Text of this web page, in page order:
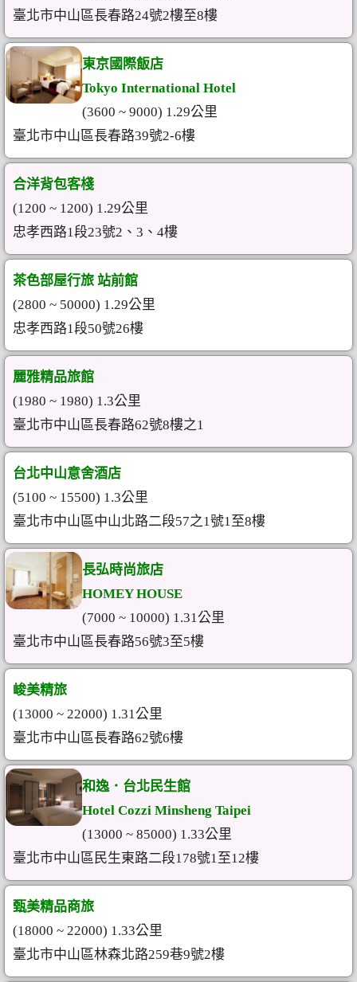
臺北市中山區長春路24號2樓至8樓
東京國際飯店
Tokyo International Hotel
(3600 ~ 9000) 1.29公里
臺北市中山區長春路39號2-6樓
合洋背包客棧
(1200 ~ 1200) 1.29公里
忠孝西路1段23號2、3、4樓
茶色部屋行旅 站前館
(2800 ~ 50000) 1.29公里
忠孝西路1段50號26樓
麗雅精品旅館
(1980 ~ 1980) 1.3公里
臺北市中山區長春路62號8樓之1
台北中山意舍酒店
(5100 ~ 15500) 1.3公里
臺北市中山區中山北路二段57之1號1至8樓
長弘時尚旅店
HOMEY HOUSE
(7000 ~ 10000) 1.31公里
臺北市中山區長春路56號3至5樓
峻美精旅
(13000 ~ 22000) 1.31公里
臺北市中山區長春路62號6樓
和逸．台北民生館
Hotel Cozzi Minsheng Taipei
(13000 ~ 85000) 1.33公里
臺北市中山區民生東路二段178號1至12樓
甄美精品商旅
(18000 ~ 22000) 1.33公里
臺北市中山區林森北路259巷9號2樓